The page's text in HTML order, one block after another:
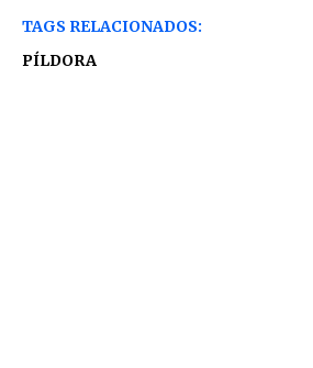
TAGS RELACIONADOS:
PÍLDORA